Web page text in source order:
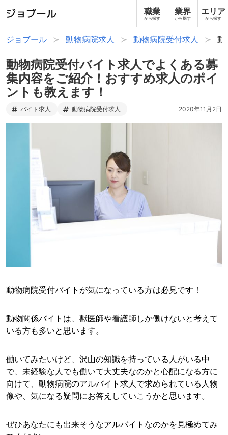
職業
から探す
業界
から探す
エリア
から探す
ジョブール 動物病院求人 動物病院受付求人 動
動物病院受付バイト求人でよくある募
集内容をご紹介！おすすめ求人のポイ
ントも教えます！
バイト求人 動物病院受付求人 2020年11月2日
動物病院受付バイトが気になっている方は必見です！
動物関係バイトは、獣医師や看護師しか働けないと考えて
いる方も多いと思います。
働いてみたいけど、沢山の知識を持っている人がいる中
で、未経験な人でも働いて大丈夫なのかと心配になる方に
向けて、動物病院のアルバイト求人で求められている人物
像や、気になる疑問にお答えしていこうかと思います。
ぜひあなたにも出来そうなアルバイトなのかを見極めてみ